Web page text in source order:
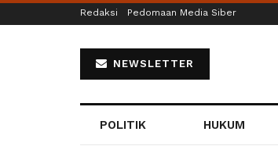
Redaksi Pedomaan Media Siber
NEWSLETTER
POLITIK HUKUM